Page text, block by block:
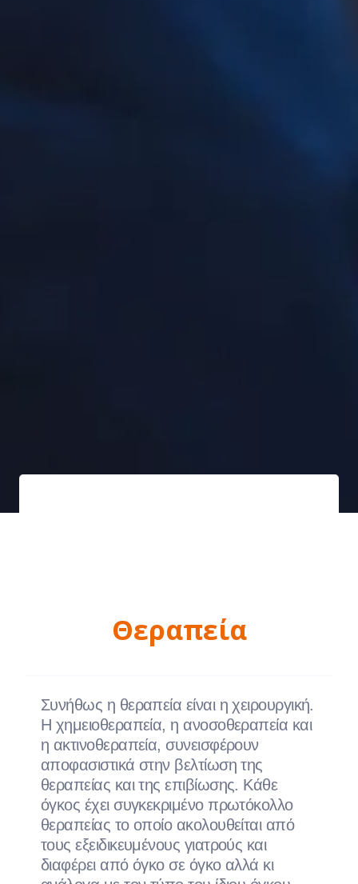
Θεραπεία
Συνήθως η θεραπεία είναι η χειρουργική.
Η χημειοθεραπεία, η ανοσοθεραπεία και
η ακτινοθεραπεία, συνεισφέρουν
αποφασιστικά στην βελτίωση της
θεραπείας και της επιβίωσης. Κάθε
όγκος έχει συγκεκριμένο πρωτόκολλο
θεραπείας το οποίο ακολουθείται από
τους εξειδικευμένους γιατρούς και
διαφέρει από όγκο σε όγκο αλλά κι